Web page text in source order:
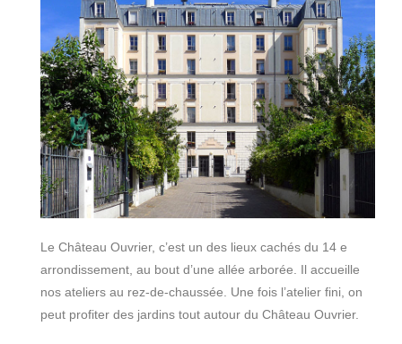
Le Château Ouvrier, c’est un des lieux cachés du 14 e
arrondissement, au bout d’une allée arborée. Il accueille
nos ateliers au rez-de-chaussée. Une fois l’atelier fini, on
peut profiter des jardins tout autour du Château Ouvrier.